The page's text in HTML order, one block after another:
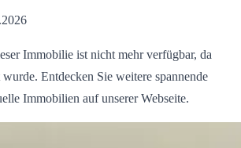
Immobilie ist nicht mehr verfügbar, da
Entdecken Sie weitere spannende
Immobilien auf unserer Webseite.